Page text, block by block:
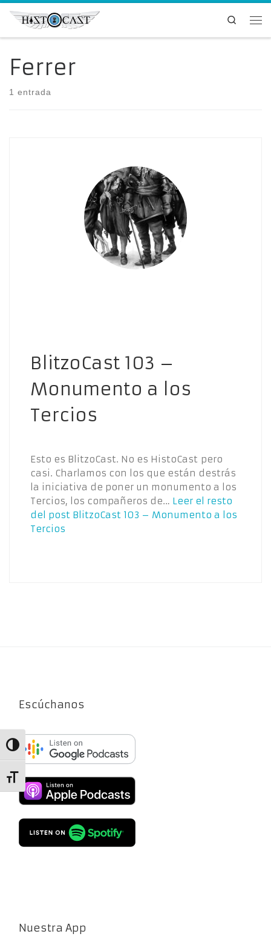
Alternar alto contraste
Alternar tamaño de letra
Saltar al contenido
Search
Ferrer
1 entrada
BlitzoCast 103 –
Monumento a los
Tercios
Esto es BlitzoCast. No es HistoCast pero
casi. Charlamos con los que están destrás
la iniciativa de poner un monumento a los
Tercios, los compañeros de… Leer el resto
del post BlitzoCast 103 – Monumento a los
Tercios
Escúchanos
Nuestra App